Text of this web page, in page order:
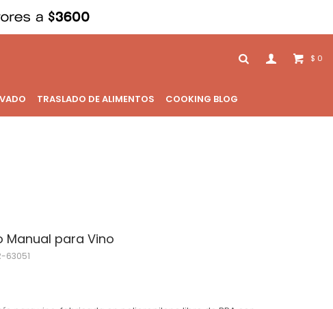
TRASLADO DE ALIMENTOS COOKING BLOG
$ 0
Manual para Vino
63051